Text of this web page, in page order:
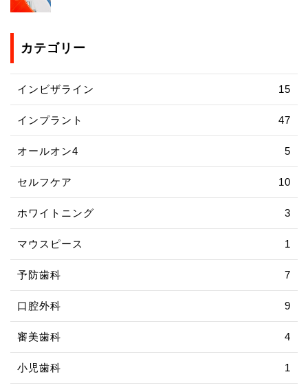
カテゴリー
インビザライン 15
インプラント 47
オールオン4 5
セルフケア 10
ホワイトニング 3
マウスピース 1
予防歯科 7
口腔外科 9
審美歯科 4
小児歯科 1